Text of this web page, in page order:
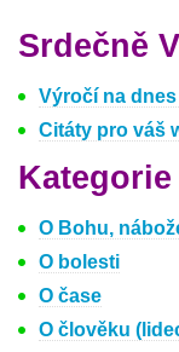
Srdečně
Výročí na dnes
Citáty pro váš
O Bohu,
O bolesti
O čase
O člověku